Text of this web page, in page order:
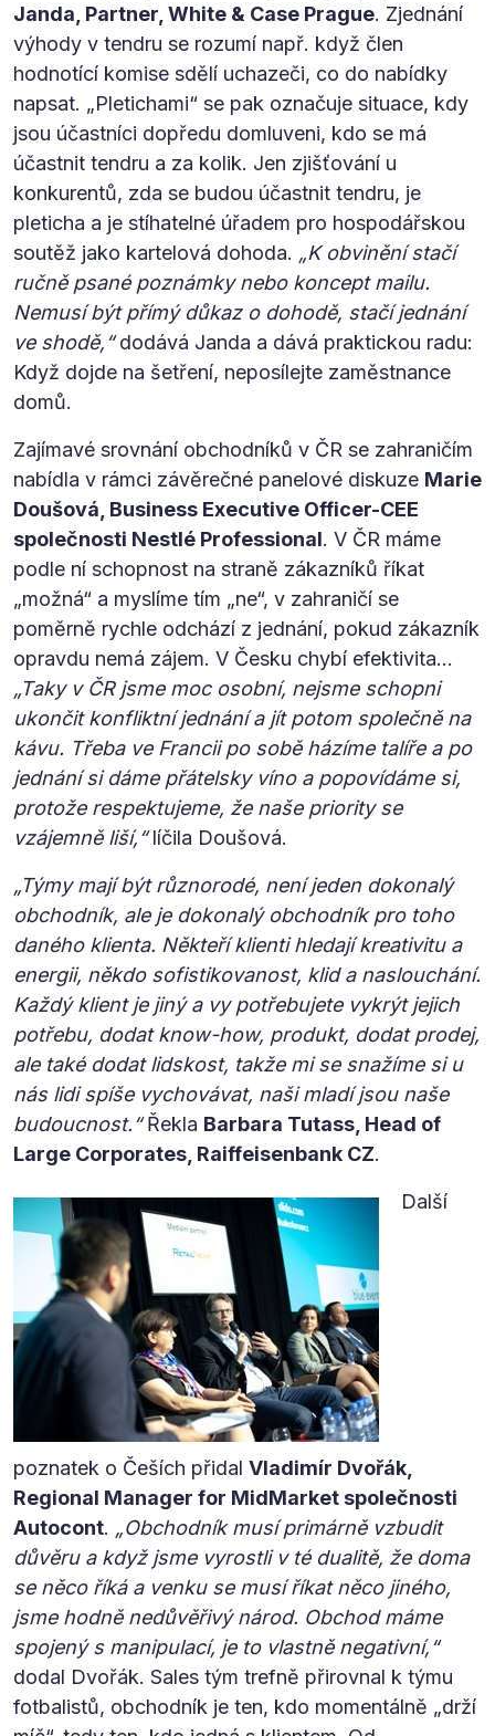
Janda, Partner, White & Case Prague. Zjednání
výhody v tendru se rozumí např. když člen
hodnotící komise sdělí uchazeči, co do nabídky
napsat. „Pletichami“ se pak označuje situace, kdy
jsou účastníci dopředu domluveni, kdo se má
účastnit tendru a za kolik. Jen zjišťování u
konkurentů, zda se budou účastnit tendru, je
pleticha a je stíhatelné úřadem pro hospodářskou
soutěž jako kartelová dohoda. „K obvinění stačí
ručně psané poznámky nebo koncept mailu.
Nemusí být přímý důkaz o dohodě, stačí jednání
ve shodě,“dodává Janda a dává praktickou radu:
Když dojde na šetření, neposílejte zaměstnance
domů.
Zajímavé srovnání obchodníků v ČR se zahraničím
nabídla v rámci závěrečné panelové diskuze Marie
Doušová, Business Executive Officer-CEE
společnosti Nestlé Professional. V ČR máme
podle ní schopnost na straně zákazníků říkat
„možná“ a myslíme tím „ne“, v zahraničí se
poměrně rychle odchází z jednání, pokud zákazník
opravdu nemá zájem. V Česku chybí efektivita…
„Taky v ČR jsme moc osobní, nejsme schopni
ukončit konfliktní jednání a jít potom společně na
kávu. Třeba ve Francii po sobě házíme talíře a po
jednání si dáme přátelsky víno a popovídáme si,
protože respektujeme, že naše priority se
vzájemně liší,“líčila Doušová.
„Týmy mají být různorodé, není jeden dokonalý
obchodník, ale je dokonalý obchodník pro toho
daného klienta. Někteří klienti hledají kreativitu a
energii, někdo sofistikovanost, klid a naslouchání.
Každý klient je jiný a vy potřebujete vykrýt jejich
potřebu, dodat know-how, produkt, dodat prodej,
ale také dodat lidskost, takže mi se snažíme si u
nás lidi spíše vychovávat, naši mladí jsou naše
budoucnost.“Řekla Barbara Tutass, Head of
Large Corporates, Raiffeisenbank CZ.
Další
poznatek o Češích přidal Vladimír Dvořák,
Regional Manager for MidMarket společnosti
Autocont. „Obchodník musí primárně vzbudit
důvěru a když jsme vyrostli v té dualitě, že doma
se něco říká a venku se musí říkat něco jiného,
jsme hodně nedůvěřivý národ. Obchod máme
spojený s manipulací, je to vlastně negativní,“
dodal Dvořák. Sales tým trefně přirovnal k týmu
fotbalistů, obchodník je ten, kdo momentálně „drží